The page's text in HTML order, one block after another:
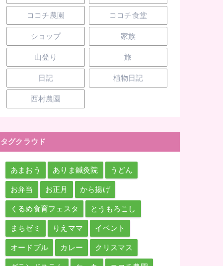
ココチ農園 ココチ食堂
ショップ 家族
山登り 旅
日記 植物日記
西村農園
タグクラウド
あまおう ありま鍼灸院 うどん
お弁当 お正月 から揚げ
くるめ食育フェスタ とうもろこし
まちゼミ りえママ イベント
オードブル カレー クリスマス